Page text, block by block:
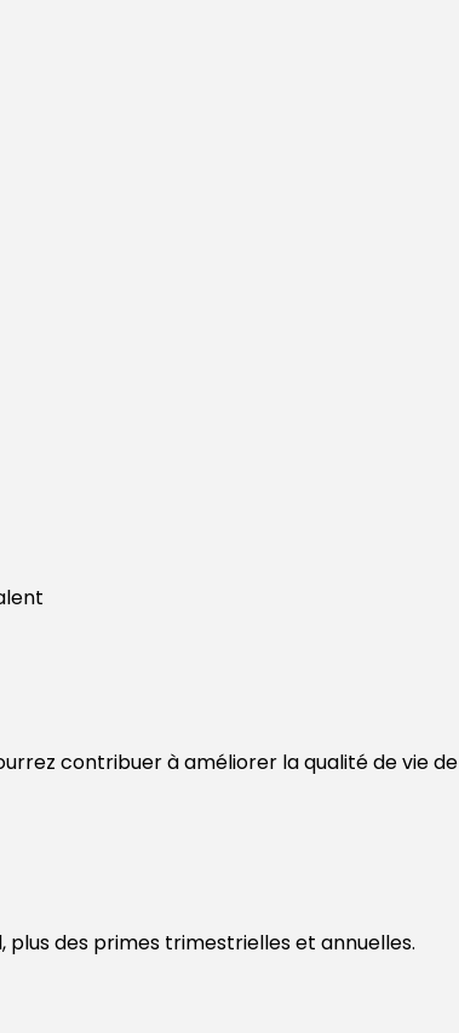
contribuer à améliorer la qualité de vie de
des primes trimestrielles et annuelles.